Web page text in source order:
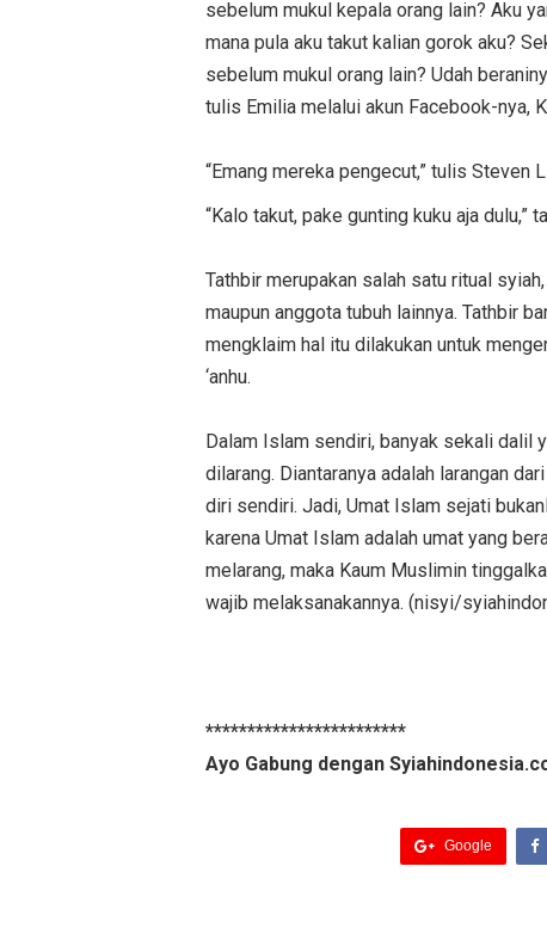
sebelum mukul kepala orang lain? Aku
mana pula aku takut kalian gorok aku?
sebelum mukul orang lain? Udah
tulis Emilia melalui akun Facebook-nya,
“Emang mereka pengecut,” tulis Steven
“Kalo takut, pake gunting kuku aja dulu,”
Tathbir merupakan salah satu ritual
maupun anggota tubuh lainnya. Tathbir
mengklaim hal itu dilakukan untuk
‘anhu.
Dalam Islam sendiri, banyak sekali dalil
dilarang. Diantaranya adalah larangan
diri sendiri. Jadi, Umat Islam sejati
karena Umat Islam adalah umat yang
melarang, maka Kaum Muslimin
wajib melaksanakannya. (nisyi/
************************
Ayo Gabung dengan
Google